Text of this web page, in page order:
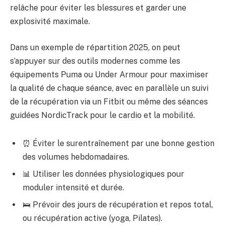
relâche pour éviter les blessures et garder une
explosivité maximale.
Dans un exemple de répartition 2025, on peut
s’appuyer sur des outils modernes comme les
équipements Puma ou Under Armour pour maximiser
la qualité de chaque séance, avec en parallèle un suivi
de la récupération via un Fitbit ou même des séances
guidées NordicTrack pour le cardio et la mobilité.
⏰ Éviter le surentraînement par une bonne gestion
des volumes hebdomadaires.
📊 Utiliser les données physiologiques pour
moduler intensité et durée.
🛌 Prévoir des jours de récupération et repos total,
ou récupération active (yoga, Pilates).